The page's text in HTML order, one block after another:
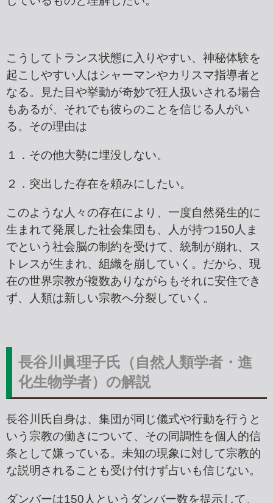
こうしてトランス状態に入りやすい、神秘体験を
起こしやすい人はシャーマンやカリスマ指導者と
なる。見た目や挙動が奇妙で狂人扱いされる場合
もあるが、それでも彼らのことを信じる人がい
る。その理由は
１．その他大勢に埋没しない。
２．突出した存在を頼みにしたい。
このような人々の存在により、一度自然発生的に
生まれて発展した社会集団も、人が持つ150人ま
でという社会脳の制約を受けて、統制が崩れ、ス
トレスが生まれ、組織を崩していく。だから、現
在の世界宗教が複数ありながらもそれに安住でき
ず、人類は新しい宗教へ分裂していく。
長谷川眞理子氏（自然人類学者・進
化生物学者）の解説
長谷川氏自身は、集団が同じ儀式や行動を行うと
いう宗教の働きについて、その同調性を個人的信
条として嫌っている。未知の現象に対して宗教的
な説明されることも受け付けず占いも信じない。
ダンバーは150人というダンバー数を提示して、